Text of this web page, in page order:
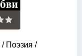
/ Поэзия /